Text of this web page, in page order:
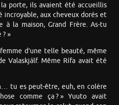
porte, ils avaient été accueillis
incroyable, aux cheveux dorés et
à la maison, Grand Frère. As-tu
»
d’une telle beauté, même
Valaskjálf. Même Rífa avait été
tu es peut-être, euh, en colère
comme ça ? » Yuuto avait